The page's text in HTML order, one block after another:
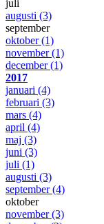
juli
augusti (3)
september
oktober(1)
november(1)
december(1)
2017
januari (4)
februari (3)
mars (4)
april (4)
maj (3)
juni (3)
juli (1)
augusti (3)
september(4)
oktober
november(3)